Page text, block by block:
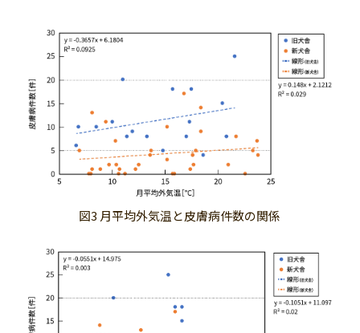
図3 月平均外気温と皮膚病件数の関係